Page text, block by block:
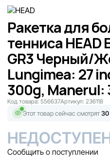
Ракетка для
тенниса HEAD
GR3 Черный/
Lungimea: 27
300g, Manerul:
Код товара: 556637Артикул: 236118
Этот товар сейчас смотрят30
Сообщить о поступлении